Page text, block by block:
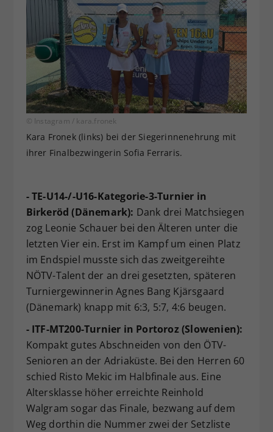
© Instagram / kara.fronek
Kara Fronek (links) bei der Siegerinnenehrung mit
ihrer Finalbezwingerin Sofia Ferraris.
- TE-U14-/-U16-Kategorie-3-Turnier in
Birkeröd (Dänemark): Dank drei Matchsiegen
zog Leonie Schauer bei den Älteren unter die
letzten Vier ein. Erst im Kampf um einen Platz
im Endspiel musste sich das zweitgereihte
NÖTV-Talent der an drei gesetzten, späteren
Turniergewinnerin Agnes Bang Kjärsgaard
(Dänemark) knapp mit 6:3, 5:7, 4:6 beugen.
- ITF-MT200-Turnier in Portoroz (Slowenien):
Kompakt gutes Abschneiden von den ÖTV-
Senioren an der Adriaküste. Bei den Herren 60
schied Risto Mekic im Halbfinale aus. Eine
Altersklasse höher erreichte Reinhold
Walgram sogar das Finale, bezwang auf dem
Weg dorthin die Nummer zwei der Setzliste